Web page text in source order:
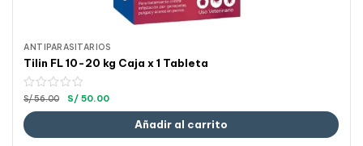
ANTIPARASITARIOS
Tilin FL 10-20 kg Caja x 1 Tableta
S/56.00 S/ 50.00
Añadir al carrito